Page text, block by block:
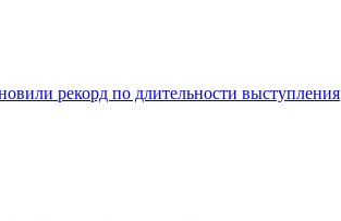
рекорд по длительности выступления